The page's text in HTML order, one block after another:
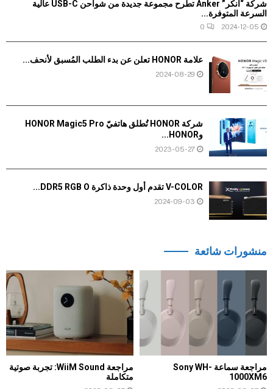
شركة “آنكر” Anker تطرح مجموعة جديدة من شواحن USB-C عالية
السرعة المتوفرة...
2024-12-05
0
علامة HONOR تعلن عن بدء الطلب المُسبق لأنحف...
2024-08-29
شركة HONOR تُطلق هاتفيّ HONOR Magic5 Pro
وHONOR...
2023-05-27
V-COLOR تقدم أول وحدة ذاكرة DDR5 RGB O...
2024-09-03
منشورات شائعة
مراجعة سماعة Sony WH-
1000XM6
مراجعة WiiM Sound: تجربة صوتية
متكاملة